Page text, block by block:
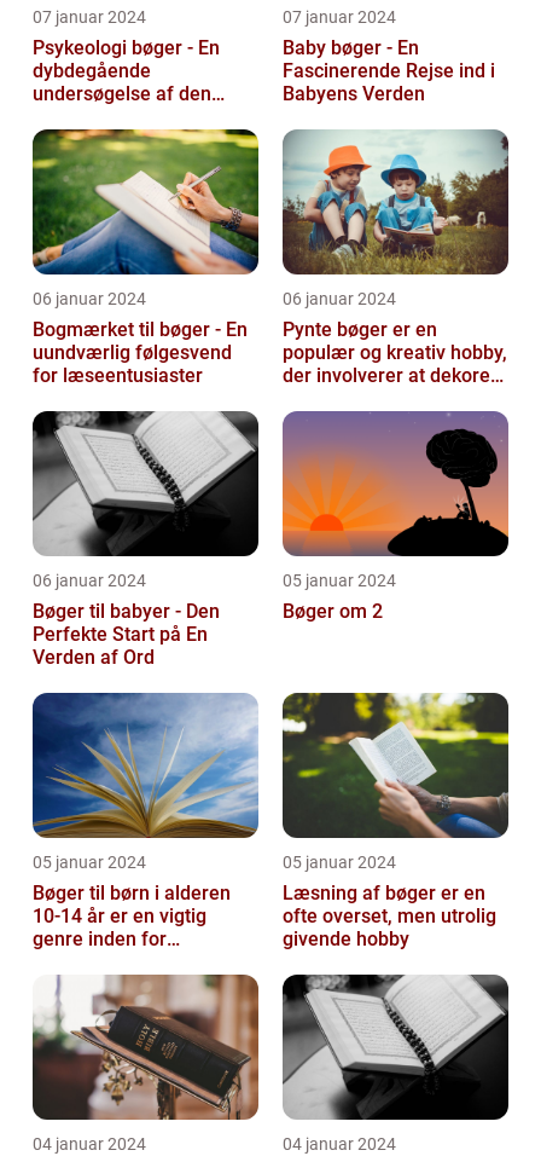
07 januar 2024
Psykeologi bøger - En
dybdegående
undersøgelse af den
verden
07 januar 2024
Baby bøger - En
Fascinerende Rejse ind i
Babyens Verden
06 januar 2024
Bogmærket til bøger - En
uundværlig følgesvend
for læseentusiaster
06 januar 2024
Pynte bøger er en
populær og kreativ hobby,
der involverer at dekorere
forskellige...
06 januar 2024
Bøger til babyer - Den
Perfekte Start på En
Verden af Ord
05 januar 2024
Bøger om 2
05 januar 2024
Bøger til børn i alderen
10-14 år er en vigtig
genre inden for
afgørend...
05 januar 2024
Læsning af bøger er en
ofte overset, men utrolig
givende hobby
04 januar 2024 04 januar 2024